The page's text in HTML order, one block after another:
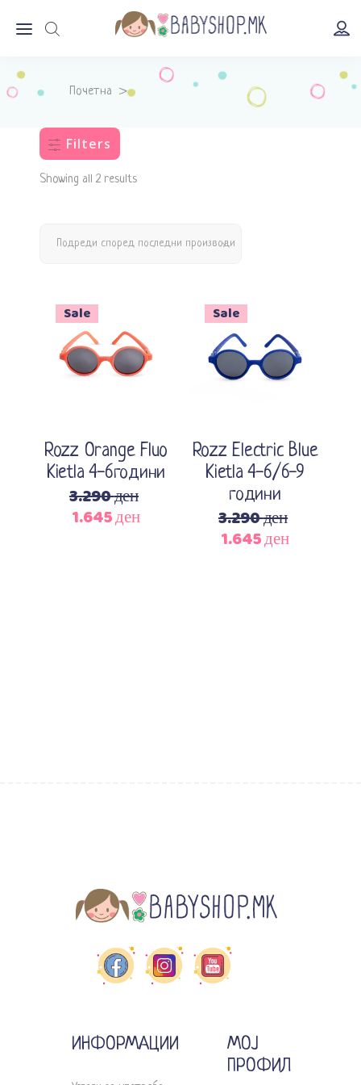
Почетна >
Filters
Showing all 2 results
Подреди според последни производи
Sale
Додади во кошничка
Rozz Orange Fluo
Kietla 4-6години
3.290ден
Original
1.645денCurrent
Sale
Изберете опции
Rozz Electric Blue
Kietla 4-6/6-9
години
3.290ден
Original
1.645денCurrent
ИНФОРМАЦИИ
МОЈ
ПРОФИЛ